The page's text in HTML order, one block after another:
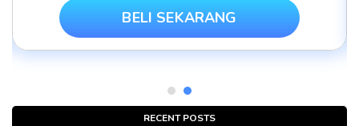
RECENT POSTS
BELI SEKARANG